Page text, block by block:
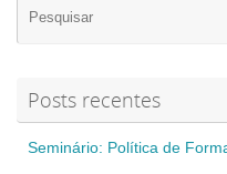
Posts recentes
Seminário: Política de